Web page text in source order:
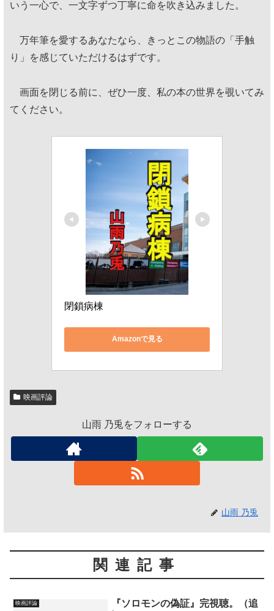
いう一心で、一文字ずつ丁寧に命を吹き込みました。
万年筆を愛するあなたなら、きっとこの物語の「手触
り」を感じていただけるはずです。
画面を閉じる前に、ぜひ一度、私の本の世界を覗いてみ
てください。
閉鎖病棟
Amazonで見る
映画評論
山雨 乃兎をフォローする
山雨 乃兎
関連記事
映画評論
『ソロモンの偽証』完視聴。（追